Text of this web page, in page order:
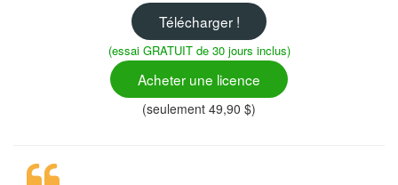
Télécharger !
(essai GRATUIT de 30 jours inclus)
Acheter une licence
(seulement 49,90 $)